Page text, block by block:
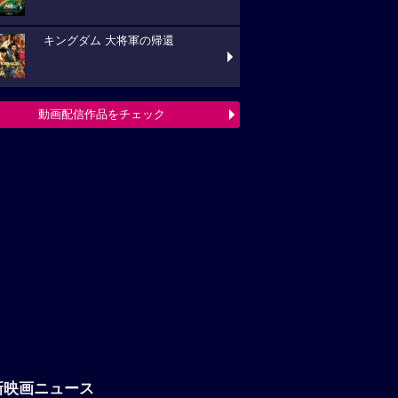
キングダム 大将軍の帰還
動画配信作品をチェック
映画ニュース